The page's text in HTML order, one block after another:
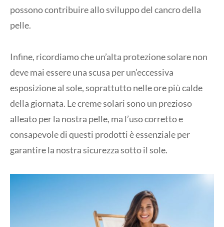
possono contribuire allo sviluppo del cancro della
pelle.
Infine, ricordiamo che un’alta protezione solare non
deve mai essere una scusa per un’eccessiva
esposizione al sole, soprattutto nelle ore più calde
della giornata. Le creme solari sono un prezioso
alleato per la nostra pelle, ma l’uso corretto e
consapevole di questi prodotti è essenziale per
garantire la nostra sicurezza sotto il sole.